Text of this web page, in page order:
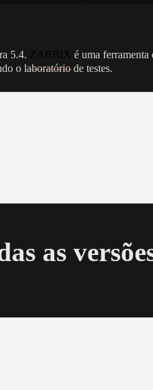
5.4.
é uma
o laboratório de testes.
as